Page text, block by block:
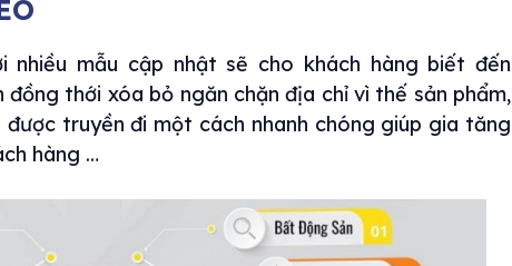
nhiều mẫu cập nhật sẽ cho khách hàng biết đến
thới xóa bỏ ngăn chặn địa chỉ vì thế sản phẩm,
truyền đi một cách nhanh chóng giúp gia tăng
hàng …